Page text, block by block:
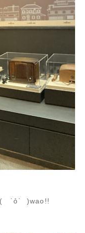
(( ˙ỏ˙ )wao!!